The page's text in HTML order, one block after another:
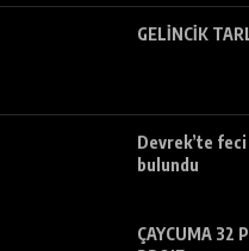
GELİNCİK
Devrek’te
bulundu
ÇAYCUMA 32